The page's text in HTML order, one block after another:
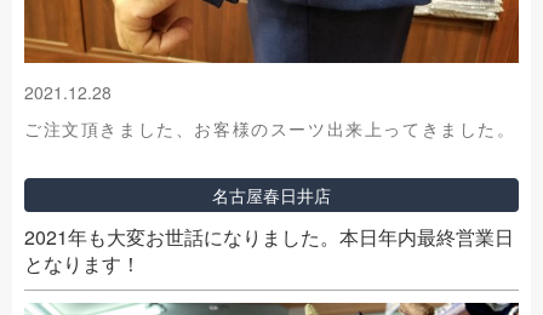
2021.12.28
ご注文頂きました、お客様のスーツ出来上ってきました。
名古屋春日井店
2021年も大変お世話になりました。本日年内最終営業日
となります！